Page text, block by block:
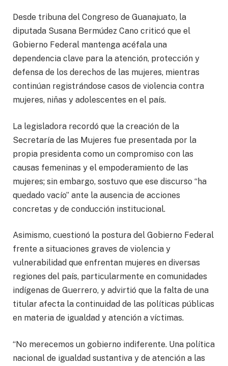
Desde tribuna del Congreso de Guanajuato, la
diputada Susana Bermúdez Cano criticó que el
Gobierno Federal mantenga acéfala una
dependencia clave para la atención, protección y
defensa de los derechos de las mujeres, mientras
continúan registrándose casos de violencia contra
mujeres, niñas y adolescentes en el país.
La legisladora recordó que la creación de la
Secretaría de las Mujeres fue presentada por la
propia presidenta como un compromiso con las
causas femeninas y el empoderamiento de las
mujeres; sin embargo, sostuvo que ese discurso “ha
quedado vacío” ante la ausencia de acciones
concretas y de conducción institucional.
Asimismo, cuestionó la postura del Gobierno Federal
frente a situaciones graves de violencia y
vulnerabilidad que enfrentan mujeres en diversas
regiones del país, particularmente en comunidades
indígenas de Guerrero, y advirtió que la falta de una
titular afecta la continuidad de las políticas públicas
en materia de igualdad y atención a víctimas.
“No merecemos un gobierno indiferente. Una política
nacional de igualdad sustantiva y de atención a las